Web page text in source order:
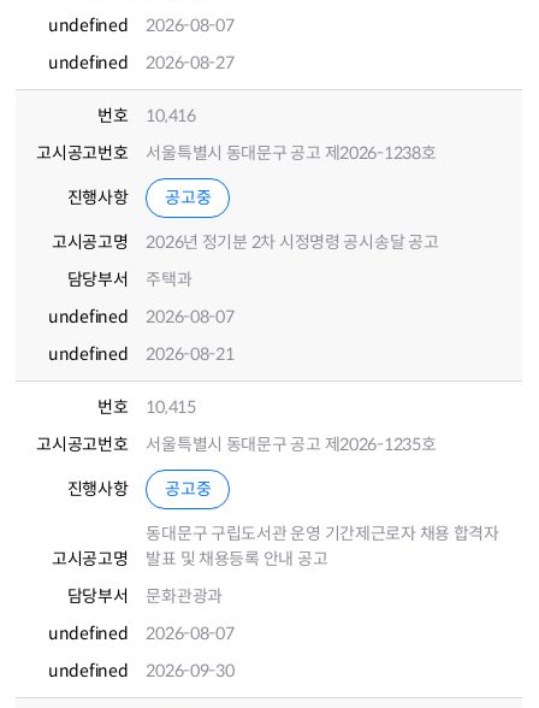
undefined
2026-08-07
undefined
2026-08-27
번호
10,416
고시공고번호
서울특별시 동대문구 공고 제2026-1238호
진행사항 공고중
고시공고명
2026년 정기분 2차 시정명령 공시송달 공고
담당부서
주택과
undefined
2026-08-07
undefined
2026-08-21
번호
10,415
고시공고번호
서울특별시 동대문구 공고 제2026-1235호
진행사항 공고중
고시공고명
동대문구 구립도서관 운영 기간제근로자 채용 합격자
발표 및 채용등록 안내 공고
담당부서
문화관광과
undefined
2026-08-07
undefined
2026-09-30